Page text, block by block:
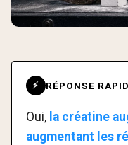
⚡ RÉPONSE
Oui, la créatine
augmentant les